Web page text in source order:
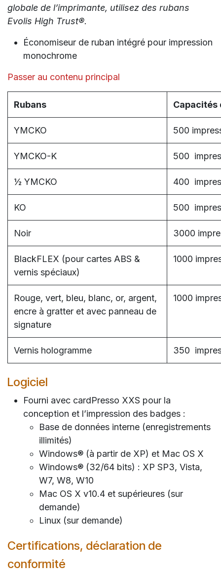
globale de l’imprimante, utilisez des rubans
Evolis High Trust®.
Économiseur de ruban intégré pour impression
monochrome
Passer au contenu principal
Rubans Capacités
YMCKO 500
YMCKO-K 500
½ YMCKO 400
KO 500
Noir 3000
BlackFLEX (pour cartes ABS &
vernis spéciaux)
1000
Rouge, vert, bleu, blanc, or, argent,
encre à gratter et avec panneau de
signature
1000
Vernis hologramme 350
Logiciel
Fourni avec cardPresso XXS pour la
conception et l’impression des badges :
Base de données interne (enregistrements
illimités)
Windows® (à partir de XP) et Mac OS X
Windows® (32/64 bits) : XP SP3, Vista,
W7, W8, W10
Mac OS X v10.4 et supérieures (sur
demande)
Linux (sur demande)
Certifications, déclaration de
conformité